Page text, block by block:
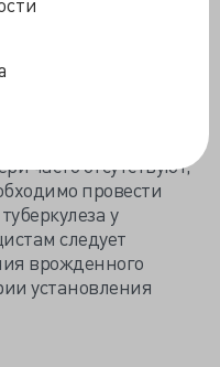
выписке возникли
гемипарез у двух
у двух пациентов.
часто отсутствуют,
провести
у
следует
врожденного
установления